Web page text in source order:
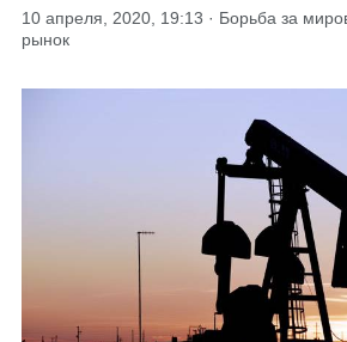
10 апреля, 2020, 19:13 · Борьба за
рынок